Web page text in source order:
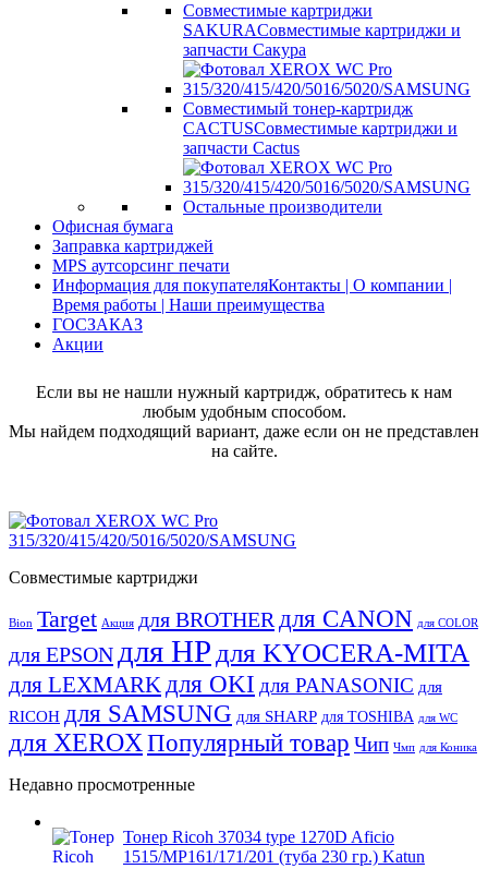
Совместимые картриджи
SAKURAСовместимые картриджи и
запчасти Сакура
Совместимый тонер-картридж
CACTUSСовместимые картриджи и
запчасти Cactus
Остальные производители
Офисная бумага
Заправка картриджей
MPS аутсорсинг печати
Информация для покупателяКонтакты | О компании |
Время работы | Наши преимущества
ГОСЗАКАЗ
Акции
Если вы не нашли нужный картридж, обратитесь к нам
любым удобным способом.
Мы найдем подходящий вариант, даже если он не представлен
на сайте.
Совместимые картриджи
Bion Target Акция для BROTHER для CANON для COLOR
для EPSON для HP для KYOCERA-MITA
для LEXMARK для OKI для PANASONIC для
RICOH для SAMSUNG для SHARP для TOSHIBA для WC
для XEROX Популярный товар Чип Чмп для Коника
Недавно просмотренные
Тонер Ricoh 37034 type 1270D Aficio
1515/MP161/171/201 (туба 230 гр.) Katun